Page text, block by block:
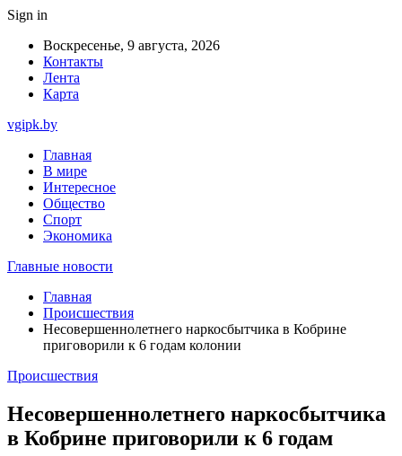
Sign in
Воскресенье, 9 августа, 2026
Контакты
Лента
Карта
vgipk.by
Главная
В мире
Интересное
Общество
Спорт
Экономика
Главные новости
Главная
Происшествия
Несовершеннолетнего наркосбытчика в Кобрине
приговорили к 6 годам колонии
Происшествия
Несовершеннолетнего наркосбытчика
в Кобрине приговорили к 6 годам